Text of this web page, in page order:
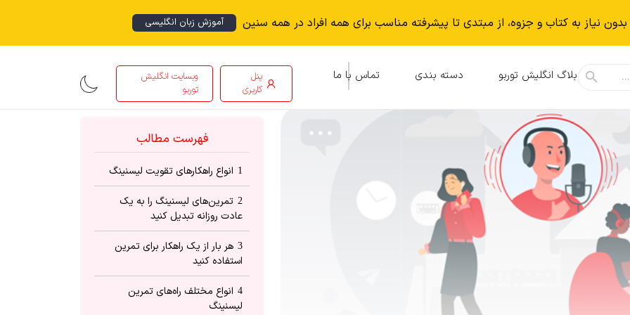
نياز به كتاب و جزوه، از مبتدی تا پیشرفته مناسب برای همه افراد در همه سنین آموزش زبان انگلیسی
بلاگ انگلیش توربو دسته بندی تماس با ما
پنل
کاربری
وبسایت انگلیش
توربو
فهرست مطالب
1 انواع راهکارهای تقویت لیسنینگ
2 تمرین‌های لیسنینگ را به یک
عادت روزانه تبدیل کنید
3 هر بار از یک راهکار برای تمرین
استفاده کنید
4 انواع مختلف راه‌های تمرین
لیسنینگ